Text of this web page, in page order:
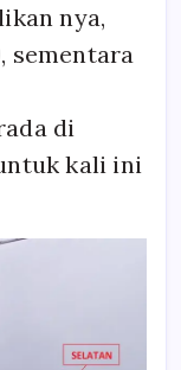
nya,
sementara
di
kali ini